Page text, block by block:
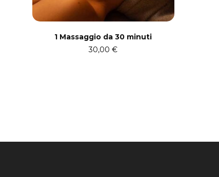
1 Massaggio da 30 minuti
30,00€